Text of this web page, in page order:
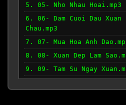
5. 05- Nho Nhau Hoai.mp3
6. 06- Dam Cuoi Dau
Chau.mp3
7. 07- Mua Hoa Anh
8. 08- Xuan Dep Lam
9. 09- Tam Su Ngay